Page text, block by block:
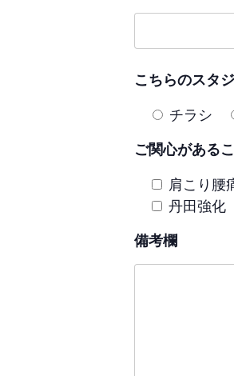
こちらのスタ
チラシ
ご関心がある
肩こり腰
丹田強化
備考欄